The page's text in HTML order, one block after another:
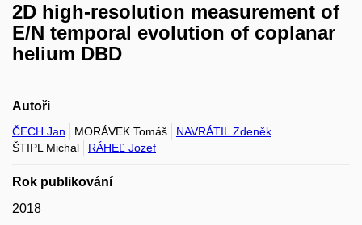
2D high-resolution measurement of
E/N temporal evolution of coplanar
helium DBD
Autoři
ČECH Jan MORÁVEK Tomáš
NAVRÁTIL Zdeněk
ŠTIPL Michal
RÁHEĽ Jozef
Rok publikování
2018